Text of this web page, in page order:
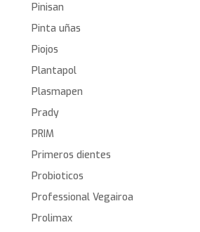
Pinisan
Pinta uñas
Piojos
Plantapol
Plasmapen
Prady
PRIM
Primeros dientes
Probioticos
Professional Vegairoa
Prolimax